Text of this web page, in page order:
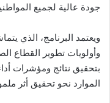
جودة عالية لجميع
ويعتمد البرنامج، الذي
وأولويات تطوير القطاع
بتحقيق نتائج ومؤشرات
الموارد نحو تحقيق أثر